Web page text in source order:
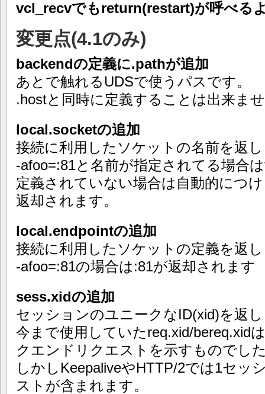
vcl_recvでもreturn(restart)が呼べる
変更点(4.1のみ)
backendの定義に.pathが追加
あとで触れるUDSで使うパスです。
.hostと同時に定義することは出来ま
local.socketの追加
接続に利用したソケットの名前を返
-afoo=:81と名前が指定されてる場合
定義されていない場合は自動的につ
返却されます。
local.endpointの追加
接続に利用したソケットの定義を返
-afoo=:81の場合は:81が返却されます
sess.xidの追加
セッションのユニークなID(xid)を返
今まで使用していたreq.xid/bereq.xid
クエンドリクエストを示すものでし
しかしKeepaliveやHTTP/2では1セッ
ストが含まれます。